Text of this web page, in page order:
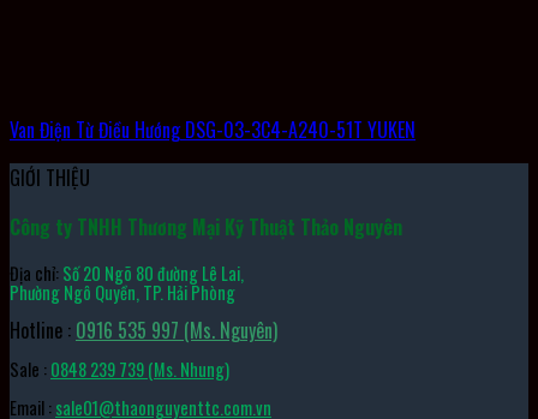
Van Điện Từ Điều Hướng DSG-03-3C4-A240-51T YUKEN
GIỚI THIỆU
Công ty TNHH Thương Mại Kỹ Thuật Thảo Nguyên
Địa chỉ:Số 20 Ngõ 80 đường Lê Lai,
Phường Ngô Quyền, TP. Hải Phòng
Hotline : 0916 535 997 (Ms. Nguyên)
Sale :0848 239 739 (Ms. Nhung)
Email :sale01@thaonguyenttc.com.vn